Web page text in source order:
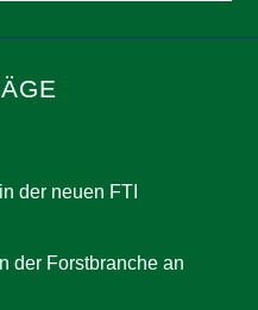
der neuen FTI
der Forstbranche an